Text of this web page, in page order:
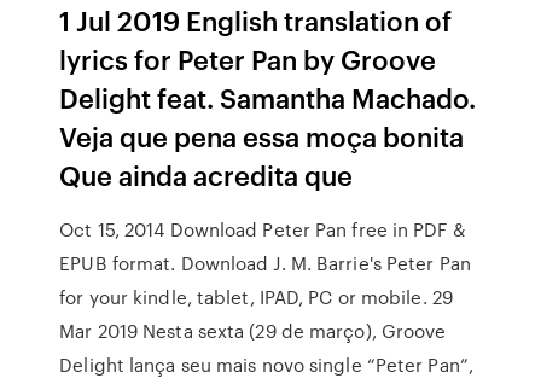
1 Jul 2019 English translation of
lyrics for Peter Pan by Groove
Delight feat. Samantha Machado.
Veja que pena essa moça bonita
Que ainda acredita que
Oct 15, 2014 Download Peter Pan free in PDF &
EPUB format. Download J. M. Barrie's Peter Pan
for your kindle, tablet, IPAD, PC or mobile. 29
Mar 2019 Nesta sexta (29 de março), Groove
Delight lança seu mais novo single “Peter Pan”,